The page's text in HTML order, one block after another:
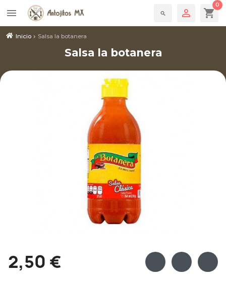
menu search  shopping_cart
0
Inicio Salsa la botanera
Salsa la botanera
2,50 €